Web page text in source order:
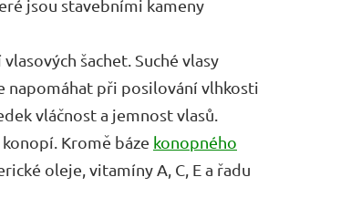
jsou stavebními kameny
šachet. Suché vlasy
napomáhat při posilování vlhkosti
vláčnost a jemnost vlasů.
Kromě báze konopného
oleje, vitamíny A, C, E a řadu